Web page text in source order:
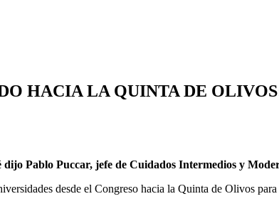
HACIA LA QUINTA DE
Pablo Puccar, jefe de Cuidados Intermedios y
desde el Congreso hacia la Quinta de Olivos